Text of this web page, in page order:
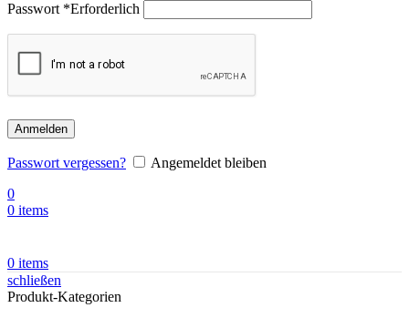
Passwort *Erforderlich
Anmelden
Passwort vergessen?
Angemeldet bleiben
0
0 items
0 items
schließen
Produkt-Kategorien